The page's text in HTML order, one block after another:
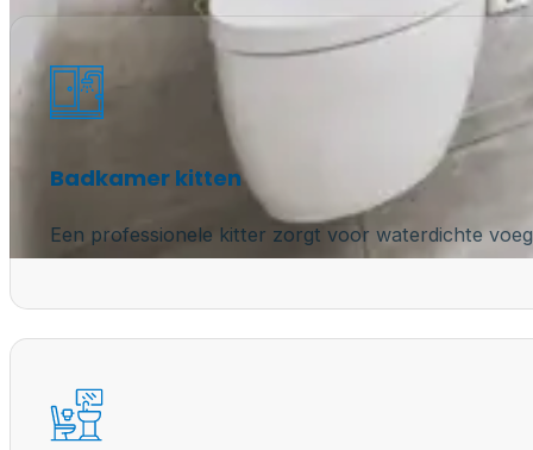
Badkamer kitten
Een professionele kitter zorgt voor waterdichte